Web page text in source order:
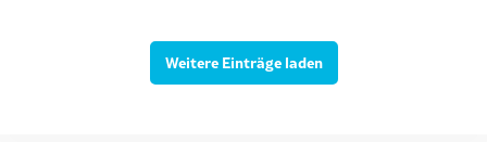
Weitere Einträge laden